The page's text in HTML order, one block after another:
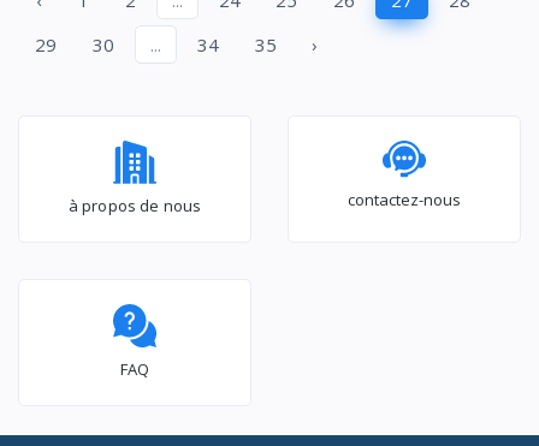
29
30 ... 34 35 ›
à propos de nous contactez-nous
FAQ